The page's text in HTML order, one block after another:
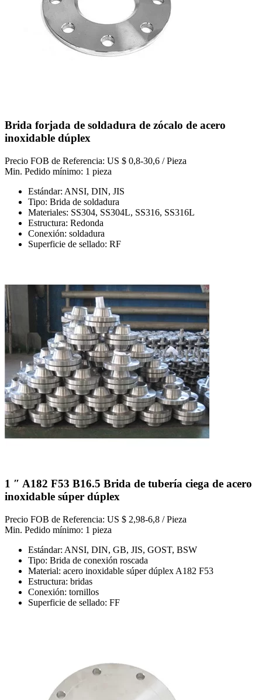
Brida forjada de soldadura de zócalo de acero
inoxidable dúplex
Precio FOB de Referencia: US $ 0,8-30,6 / Pieza
Min. Pedido mínimo: 1 pieza
Estándar: ANSI, DIN, JIS
Tipo: Brida de soldadura
Materiales: SS304, SS304L, SS316, SS316L
Estructura: Redonda
Conexión: soldadura
Superficie de sellado: RF
1 ″ A182 F53 B16.5 Brida de tubería ciega de acero
inoxidable súper dúplex
Precio FOB de Referencia: US $ 2,98-6,8 / Pieza
Min. Pedido mínimo: 1 pieza
Estándar: ANSI, DIN, GB, JIS, GOST, BSW
Tipo: Brida de conexión roscada
Material: acero inoxidable súper dúplex A182 F53
Estructura: bridas
Conexión: tornillos
Superficie de sellado: FF